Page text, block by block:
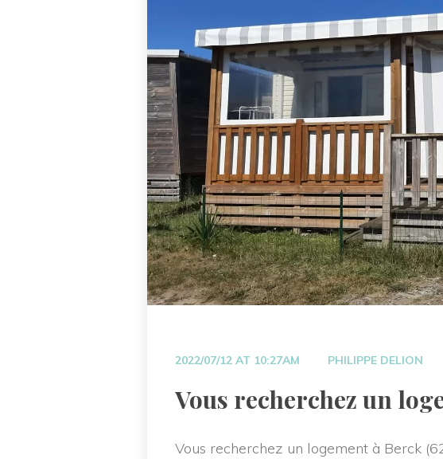
2022/07/12 AT 10:27AM PHILIPPE DELION
Vous recherchez un
Vous recherchez un logement à Berck